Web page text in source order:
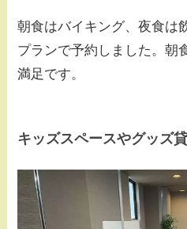
朝食はバイキング、夜食は
プランで予約しました。朝
満足です。
キッズスペースやグッズ